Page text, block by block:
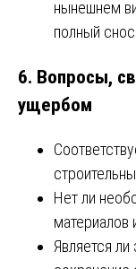
нынешнем
полный
6. Вопросы,
ущербом
Нет ли
материалов
Является